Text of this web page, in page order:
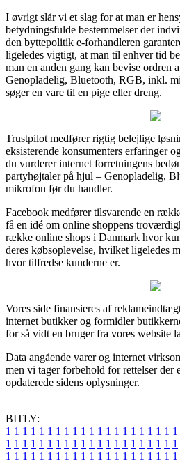
I øvrigt slår vi et slag for at man er
betydningsfulde bestemmelser der
den byttepolitik e-forhandleren
ligeledes vigtigt, at man til enhver tid
man en anden gang kan bevise ordren
Genopladelig, Bluetooth, RGB, inkl.
søger en vare til en pige eller dreng.
Trustpilot medfører rigtig belejlige
eksisterende konsumenters erfaringer
du vurderer internet forretningens
partyhøjtaler på hjul – Genopladelig,
mikrofon før du handler.
Facebook medfører tilsvarende en
få en idé om online shoppens
række online shops i Danmark hvor
deres købsoplevelse, hvilket ligeledes
hvor tilfredse kunderne er.
Vores side finansieres af
internet butikker og formidler
for så vidt en bruger fra vores website
Data angående varer og internet
men vi tager forbehold for rettelser der
opdaterede sidens oplysninger.
BITLY:
1 1 1 1 1 1 1 1 1 1 1 1 1 1 1 1 1 1 1 1 1
1 1 1 1 1 1 1 1 1 1 1 1 1 1 1 1 1 1 1 1 1
1 1 1 1 1 1 1 1 1 1 1 1 1 1 1 1 1 1 1 1 1